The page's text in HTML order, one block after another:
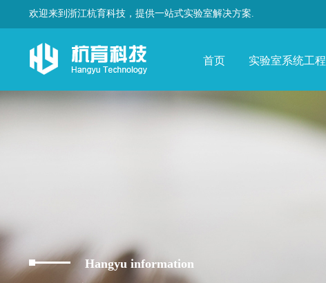
欢迎来到浙江杭育科技，提供一站式实验室解决方案.
首页 实验室系统工程
Hangyu information